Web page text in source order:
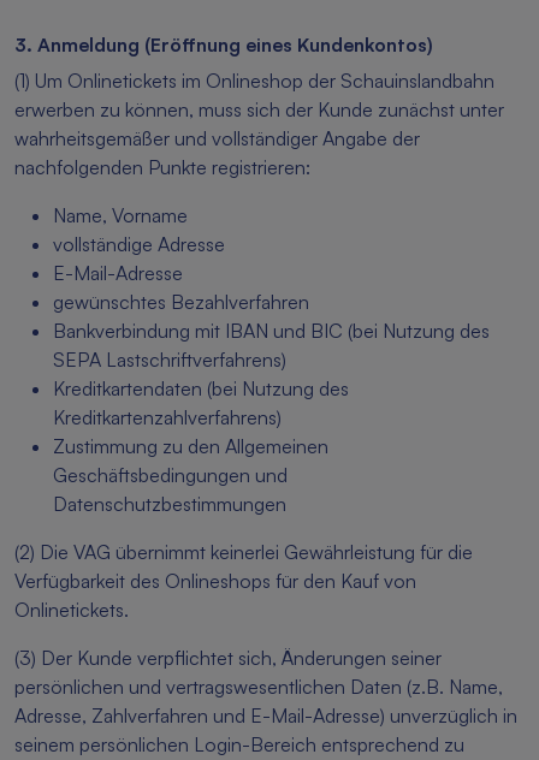
3. Anmeldung (Eröffnung eines Kundenkontos)
(1) Um Onlinetickets im Onlineshop der Schauinslandbahn
erwerben zu können, muss sich der Kunde zunächst unter
wahrheitsgemäßer und vollständiger Angabe der
nachfolgenden Punkte registrieren:
Name, Vorname
vollständige Adresse
E-Mail-Adresse
gewünschtes Bezahlverfahren
Bankverbindung mit IBAN und BIC (bei Nutzung des
SEPA Lastschriftverfahrens)
Kreditkartendaten (bei Nutzung des
Kreditkartenzahlverfahrens)
Zustimmung zu den Allgemeinen
Geschäftsbedingungen und
Datenschutzbestimmungen
(2) Die VAG übernimmt keinerlei Gewährleistung für die
Verfügbarkeit des Onlineshops für den Kauf von
Onlinetickets.
(3) Der Kunde verpflichtet sich, Änderungen seiner
persönlichen und vertragswesentlichen Daten (z.B. Name,
Adresse, Zahlverfahren und E-Mail-Adresse) unverzüglich in
seinem persönlichen Login-Bereich entsprechend zu